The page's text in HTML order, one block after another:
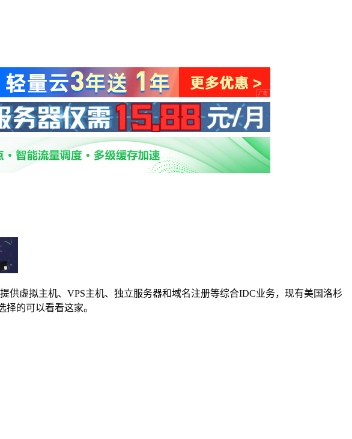
供虚拟主机、VPS主机、独立服务器和域名注册等综合IDC业务，现有美国洛杉
的可以看看这家。